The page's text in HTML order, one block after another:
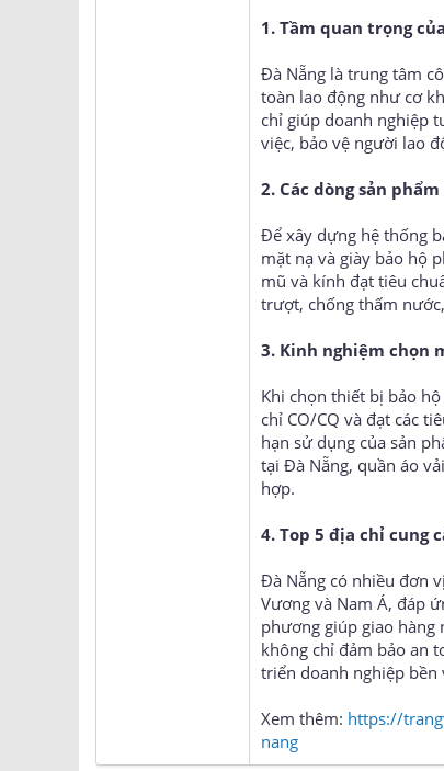
1. Tầm quan trọng
Đà Nẵng là trung tâm
toàn lao động như cơ
chỉ giúp doanh nghiệp
việc, bảo vệ người lao
2. Các dòng sản
Để xây dựng hệ thống
mặt nạ và giày bảo hộ
mũ và kính đạt tiêu
trượt, chống thấm
3. Kinh nghiệm chọn
Khi chọn thiết bị bảo
chỉ CO/CQ và đạt các
hạn sử dụng của sản
tại Đà Nẵng, quần áo
hợp.
4. Top 5 địa chỉ cung
Đà Nẵng có nhiều đơn
Vương và Nam Á, đáp
phương giúp giao
không chỉ đảm bảo an
triển doanh nghiệp bền
Xem thêm: https://
nang